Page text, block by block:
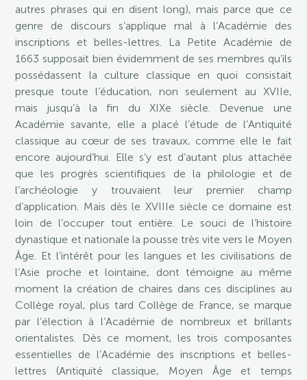
autres phrases qui en disent long), mais parce que ce
genre de discours s’applique mal à l’Académie des
inscriptions et belles-lettres. La Petite Académie de
1663 supposait bien évidemment de ses membres qu’ils
possédassent la culture classique en quoi consistait
presque toute l’éducation, non seulement au XVIIe,
mais jusqu’à la fin du XIXe siècle. Devenue une
Académie savante, elle a placé l’étude de l’Antiquité
classique au cœur de ses travaux, comme elle le fait
encore aujourd’hui. Elle s’y est d’autant plus attachée
que les progrès scientifiques de la philologie et de
l’archéologie y trouvaient leur premier champ
d’application. Mais dès le XVIIIe siècle ce domaine est
loin de l’occuper tout entière. Le souci de l’histoire
dynastique et nationale la pousse très vite vers le Moyen
Âge. Et l’intérêt pour les langues et les civilisations de
l’Asie proche et lointaine, dont témoigne au même
moment la création de chaires dans ces disciplines au
Collège royal, plus tard Collège de France, se marque
par l’élection à l’Académie de nombreux et brillants
orientalistes. Dès ce moment, les trois composantes
essentielles de l’Académie des inscriptions et belles-
lettres (Antiquité classique, Moyen Âge et temps